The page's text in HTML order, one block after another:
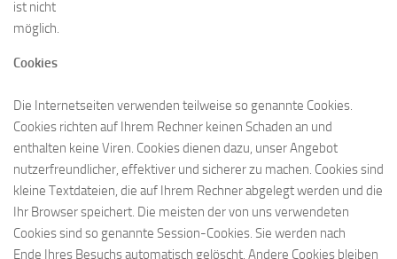
ist nicht
möglich.
Cookies
Die Internetseiten verwenden teilweise so genannte Cookies.
Cookies richten auf Ihrem Rechner keinen Schaden an und
enthalten keine Viren. Cookies dienen dazu, unser Angebot
nutzerfreundlicher, effektiver und sicherer zu machen. Cookies sind
kleine Textdateien, die auf Ihrem Rechner abgelegt werden und die
Ihr Browser speichert. Die meisten der von uns verwendeten
Cookies sind so genannte Session-Cookies. Sie werden nach
Ende Ihres Besuchs automatisch gelöscht. Andere Cookies bleiben